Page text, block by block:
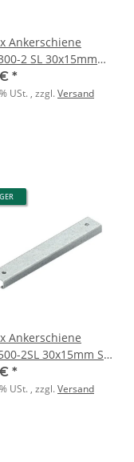
Ankerschiene
2 SL 30x15mm
L: 300mm
*
USt. , zzgl.Versand
Ankerschiene
2SL 30x15mm SW
500mm
*
USt. , zzgl.Versand